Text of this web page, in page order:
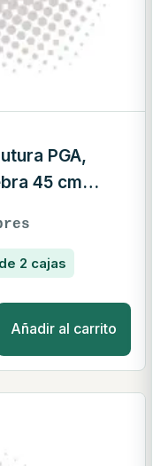
PGA,
45 cm
2 cajas
Añadir al carrito